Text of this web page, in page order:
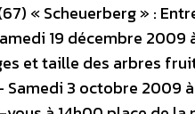
« Scheuerberg » :
19 décembre
et taille des arbres
Samedi 3 octobre 2009 à